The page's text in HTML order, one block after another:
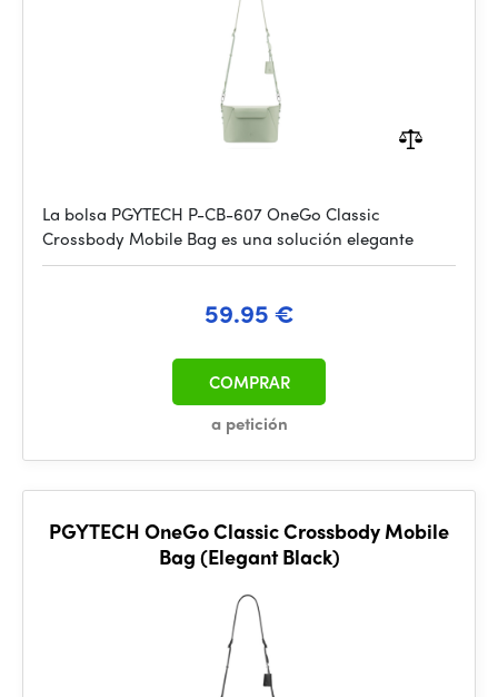
La bolsa PGYTECH P-CB-607 OneGo Classic
Crossbody Mobile Bag es una solución elegante
59.95 €
a petición
COMPRAR
PGYTECH OneGo Classic Crossbody Mobile
Bag (Elegant Black)